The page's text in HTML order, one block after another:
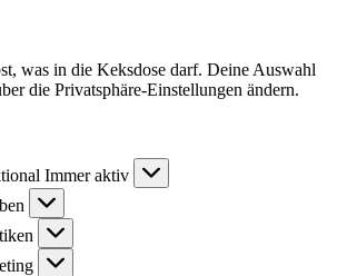
was in die Keksdose darf. Deine Auswahl
die Privatsphäre-Einstellungen ändern.
Immer aktiv